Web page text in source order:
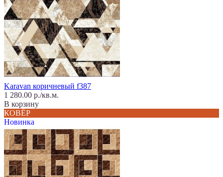
Karavan коричневый f387
1 280.00 р./кв.м.
В корзину
КОВЁР
Новинка